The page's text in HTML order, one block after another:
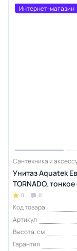
Интернет-магазин
Сантехника и
Унитаз Aquatek
TORNADO,
0 0
Код товара
Артикул
Высота, см
Гарантия